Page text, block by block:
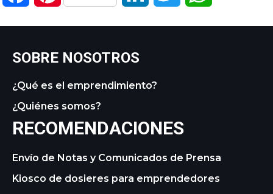
SOBRE NOSOTROS
¿Qué es el emprendimiento?
¿Quiénes somos?
RECOMENDACIONES
Envío de Notas y Comunicados de Prensa
Kiosco de dosieres para emprendedores